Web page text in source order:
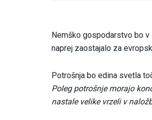
Nemško gospodarstvo bo
naprej zaostajalo za
Potrošnja bo edina svetla
Poleg potrošnje morajo
nastale velike vrzeli v